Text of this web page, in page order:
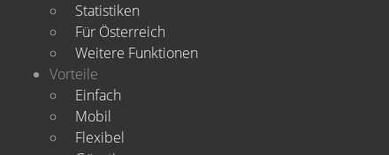
Statistiken
Für Österreich
Weitere Funktionen
Vorteile
Einfach
Mobil
Flexibel